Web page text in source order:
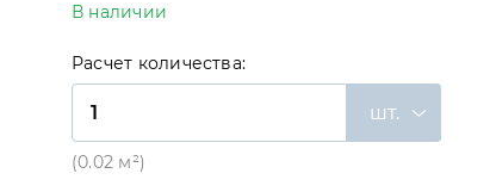
В наличии
Расчет количества:
шт.
(0.02 м²)